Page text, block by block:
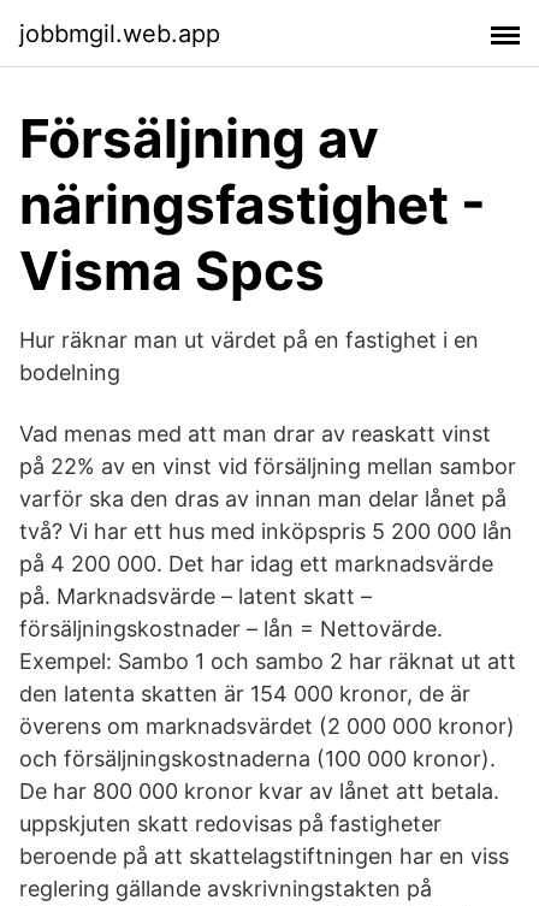
jobbmgil.web.app
Försäljning av
näringsfastighet -
Visma Spcs
Hur räknar man ut värdet på en fastighet i en
bodelning
Vad menas med att man drar av reaskatt vinst
på 22% av en vinst vid försäljning mellan sambor
varför ska den dras av innan man delar lånet på
två? Vi har ett hus med inköpspris 5 200 000 lån
på 4 200 000. Det har idag ett marknadsvärde
på. Marknadsvärde – latent skatt –
försäljningskostnader – lån = Nettovärde.
Exempel: Sambo 1 och sambo 2 har räknat ut att
den latenta skatten är 154 000 kronor, de är
överens om marknadsvärdet (2 000 000 kronor)
och försäljningskostnaderna (100 000 kronor).
De har 800 000 kronor kvar av lånet att betala.
uppskjuten skatt redovisas på fastigheter
beroende på att skattelagstiftningen har en viss
reglering gällande avskrivningstakten på